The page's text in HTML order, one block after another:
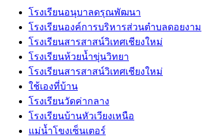
โรงเรียนอนุบาลดรุณพัฒนา
โรงเรียนองค์การบริหารส่วนตำบลดอยงาม
โรงเรียนสารสาสน์วิเทศเชียงใหม่
โรงเรียนห้วยน้ำขุ่นวิทยา
โรงเรียนสารสาสน์วิเทศเชียงใหม่
ใช้เองที่บ้าน
โรงเรียนวัดค่ากลาง
โรงเรียนบ้านหัวเวียงเหนือ
แม่น้ำโขงเซ็นเตอร์